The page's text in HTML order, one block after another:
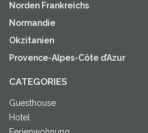
Norden Frankreichs
Normandie
Okzitanien
Provence-Alpes-Côte d’Azur
CATEGORIES
Guesthouse
Hotel